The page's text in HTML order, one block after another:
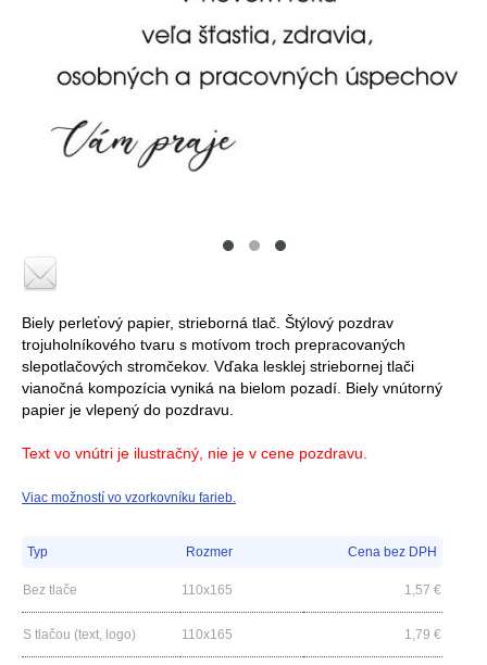
Biely perleťový papier, strieborná tlač. Štýlový pozdrav
trojuholníkového tvaru s motívom troch prepracovaných
slepotlačových stromčekov. Vďaka lesklej striebornej tlači
vianočná kompozícia vyniká na bielom pozadí. Biely vnútorný
papier je vlepený do pozdravu.
Text vo vnútri je ilustračný, nie je v cene pozdravu.
Viac možností vo vzorkovníku farieb.
Typ Rozmer Cena bez DPH
Bez tlače 110x165 1,57 €
S tlačou (text, logo) 110x165 1,79 €